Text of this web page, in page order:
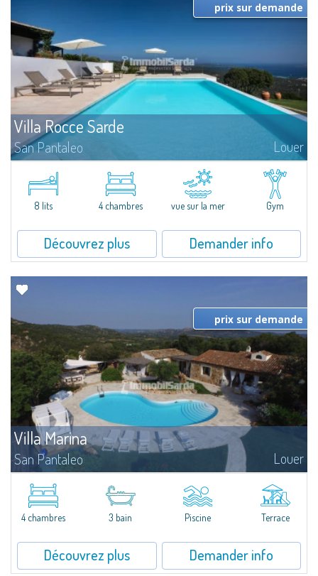
Villa Rocce Sarde
San Pantaleo Louer
This enchanting property in the hillside area of San Pantaleo offers a
unique experience, thanks to its strategic location and breathtaking
panoramic views extending almost 360 degrees. Surrounded by nature,
the villa...
prix sur demande
8 lits 4 chambres vue sur la mer Gym
Découvrez plus Demander info
Villa Marina
San Pantaleo Louer
Smeralda, not far from some of the most beautiful beaches in all of
Sardinia.Villa Marina covers a commercial area of 140 sqm and consists...
prix sur demande
4 chambres 3 bain Piscine Terrace
Découvrez plus Demander info